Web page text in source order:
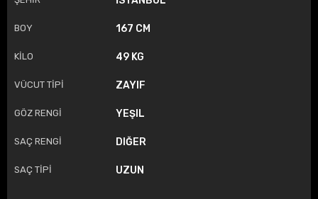
BOY 167 CM
KİLO 49 KG
VÜCUT TİPİ ZAYIF
GÖZ RENGİ YEŞIL
SAÇ RENGİ DIĞER
SAÇ TİPİ UZUN